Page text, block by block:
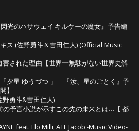
閃光のハサウェイ キルケーの魔女』予告編
ス (佐野勇斗＆吉田仁人) (Official Music
害された理由【世界一無駄がない世界史解
夕星-ゆうづつ-」｜『汝、星のごとく』予
】
勇斗&吉田仁人)
の予言小説が示すこの先の未来とは…【 都
feat. Flo Milli, ATL Jacob -Music Video-